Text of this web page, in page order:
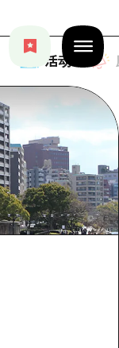
活动
导